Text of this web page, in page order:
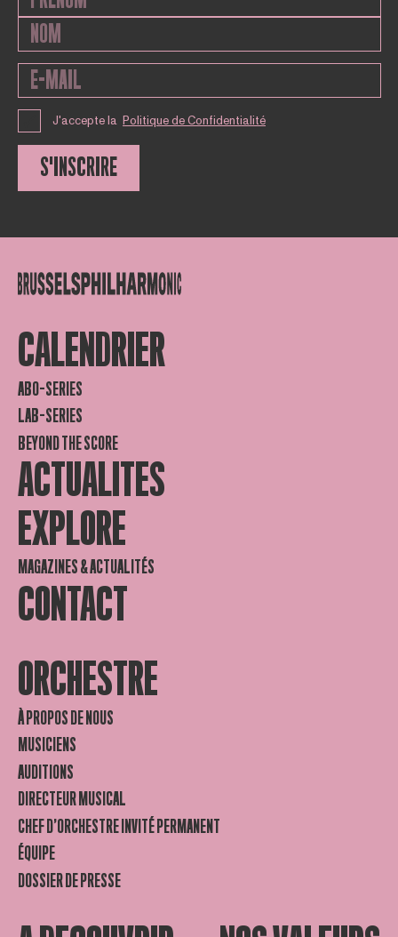
J'accepte la Politique de Confidentialité
S'INSCRIRE
CALENDRIER
ABO-SERIES
LAB-SERIES
BEYOND THE SCORE
ACTUALITES
EXPLORE
MAGAZINES & ACTUALITÉS
CONTACT
ORCHESTRE
À PROPOS DE NOUS
MUSICIENS
AUDITIONS
DIRECTEUR MUSICAL
CHEF D’ORCHESTRE INVITÉ PERMANENT
ÉQUIPE
DOSSIER DE PRESSE